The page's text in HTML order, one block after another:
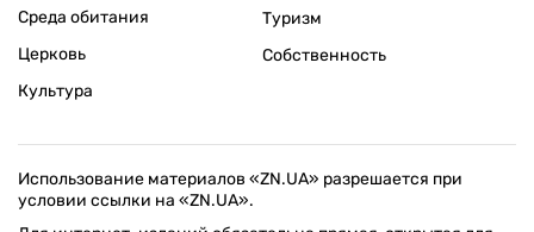
Среда обитания
Церковь
Культура
Туризм
Собственность
Использование материалов «ZN.UA» разрешается при
условии ссылки на «ZN.UA».